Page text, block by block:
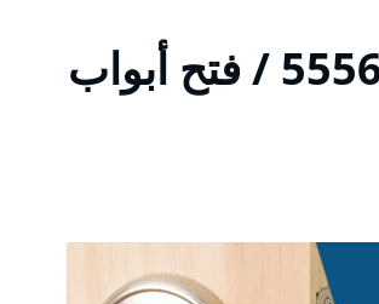
فتح اقفال الأبواب بيان / 55566392 / فتح أبواب